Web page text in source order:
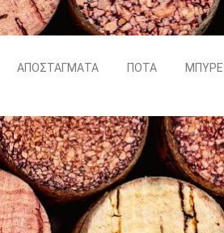
ΑΠΟΣΤΆΓΜΑΤΑ ΠΟΤΆ